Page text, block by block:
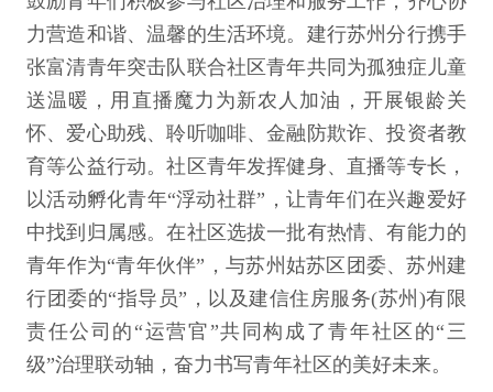
力营造和谐、温馨的生活环境。建行苏州分行携手
张富清青年突击队联合社区青年共同为孤独症儿童
送温暖，用直播魔力为新农人加油，开展银龄关
怀、爱心助残、聆听咖啡、金融防欺诈、投资者教
育等公益行动。社区青年发挥健身、直播等专长，
以活动孵化青年“浮动社群”，让青年们在兴趣爱好
中找到归属感。在社区选拔一批有热情、有能力的
青年作为“青年伙伴”，与苏州姑苏区团委、苏州建
行团委的“指导员”，以及建信住房服务(苏州)有限
责任公司的“运营官”共同构成了青年社区的“三
级”治理联动轴，奋力书写青年社区的美好未来。